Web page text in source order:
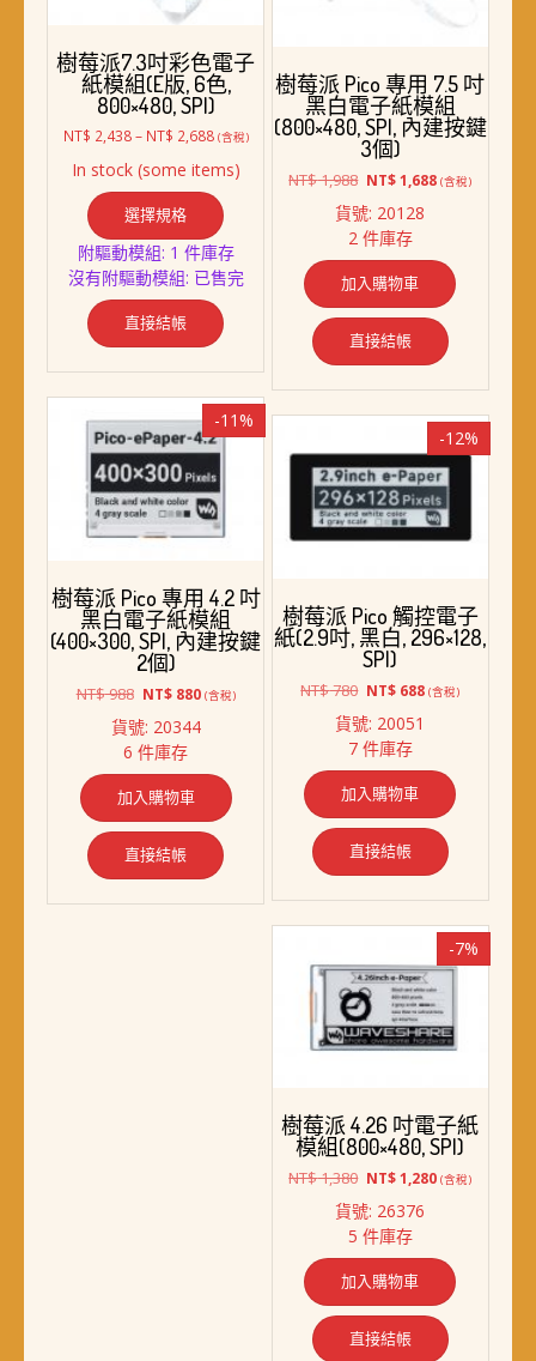
樹莓派7.3吋彩色電子
紙模組(E版, 6色,
800×480, SPI)
NT$ 2,438– NT$ 2,688價
範
圍：
NT$ 2,438
到
NT$ 2,688
(含稅)
In stock (some items)
選擇規格
產
品
有
多
種
式。
可
在
產
選
選
項
附驅動模組: 1 件庫存
沒有附驅動模組: 已售完
直接結帳
樹莓派 Pico 專用 7.5 吋
黑白電子紙模組
(800×480, SPI, 內建按鍵
3個)
NT$1,988 原
價
格：
NT$ 1,988。
NT$1,688目
NT$ 1,688。
(含稅)
貨號: 20128
2 件庫存
加入購物車
直接結帳
-11%
樹莓派 Pico 專用 4.2 吋
黑白電子紙模組
(400×300, SPI, 內建按鍵
2個)
NT$988 原
價
格：
NT$ 988。
NT$880目
價
NT$ 880。
(含稅)
貨號: 20344
6 件庫存
加入購物車
直接結帳
-12%
樹莓派 Pico 觸控電子
紙(2.9吋, 黑白, 296×128,
SPI)
NT$780 原
價
格：
NT$ 780。
NT$ 688目
NT$ 688。
(含稅)
貨號: 20051
7 件庫存
加入購物車
直接結帳
-7%
樹莓派 4.26 吋電子紙
模組(800×480, SPI)
NT$1,380 原
價
格：
NT$ 1,380。
NT$1,280目
NT$ 1,280。
(含稅)
貨號: 26376
5 件庫存
加入購物車
直接結帳